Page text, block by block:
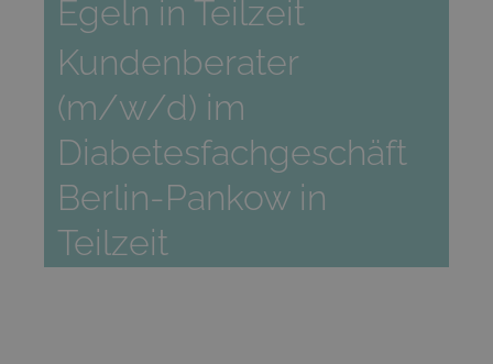
Egeln in Teilzeit
Kundenberater
(m/w/d) im
Diabetesfachgeschäft
Berlin-Pankow in
Teilzeit